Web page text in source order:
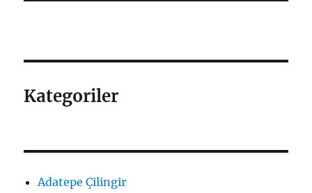
Kategoriler
Adatepe Çilingir